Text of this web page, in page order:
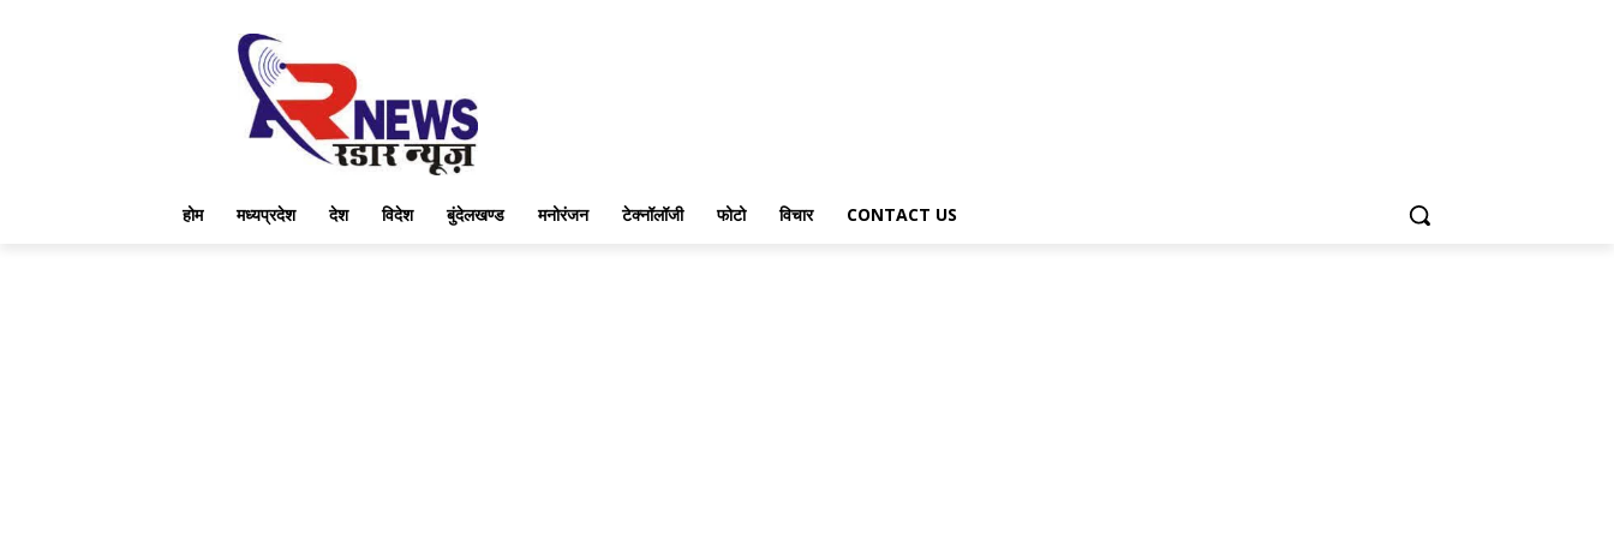
होम मध्यप्रदेश देश विदेश बुंदेलखण्ड मनोरंजन टेक्नॉलॉजी फोटो विचार CONTACT US